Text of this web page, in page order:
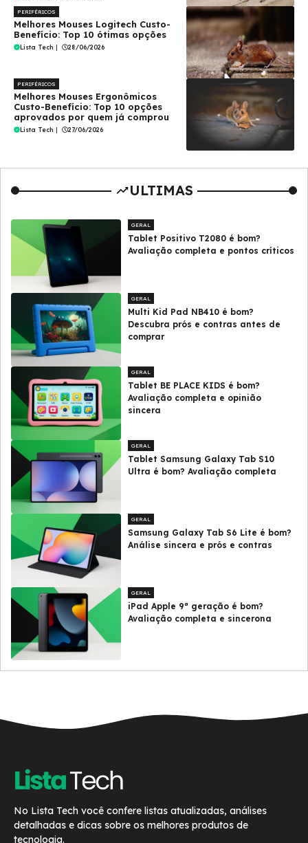
PERIFÉRICOS
Melhores Mouses Logitech Custo-
Benefício: Top 10 ótimas opções
Lista Tech | 28/06/2026
PERIFÉRICOS
Melhores Mouses Ergonômicos
Custo-Benefício: Top 10 opções
aprovados por quem já comprou
Lista Tech | 27/06/2026
ULTIMAS
GERAL
Tablet Positivo T2080 é bom?
Avaliação completa e pontos críticos
GERAL
Multi Kid Pad NB410 é bom?
Descubra prós e contras antes de
comprar
GERAL
Tablet BE PLACE KIDS é bom?
Avaliação completa e opinião
sincera
GERAL
Tablet Samsung Galaxy Tab S10
Ultra é bom? Avaliação completa
GERAL
Samsung Galaxy Tab S6 Lite é bom?
Análise sincera e prós e contras
GERAL
iPad Apple 9ª geração é bom?
Avaliação completa e sincerona
No Lista Tech você confere listas atualizadas, análises
detalhadas e dicas sobre os melhores produtos de
tecnologia.